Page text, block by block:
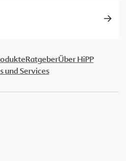
RatgeberÜber HiPP
und Services